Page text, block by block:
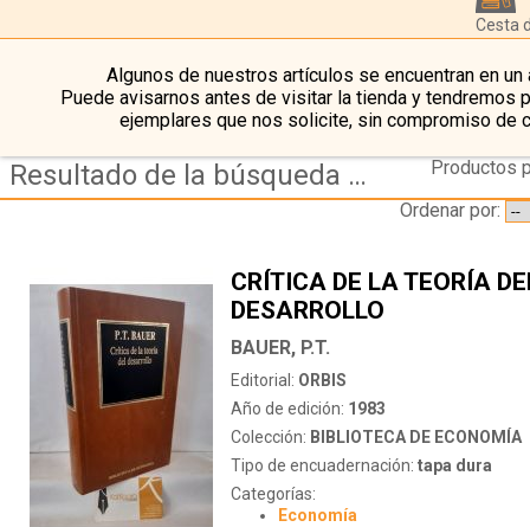
Cesta
Algunos de nuestros artículos se encuentran en un
Puede avisarnos antes de visitar la tienda y tendremos
ejemplares que nos solicite, sin compromiso de
Resultado de la búsqueda de autor bauer,-p.t.
Productos
Ordenar por:
CRÍTICA DE LA TEORÍA
DESARROLLO
BAUER, P.T.
Editorial: ORBIS
Año de edición: 1983
Colección: BIBLIOTECA DE ECONOMÍA
Tipo de encuadernación: tapa dura
Categorías:
Economía